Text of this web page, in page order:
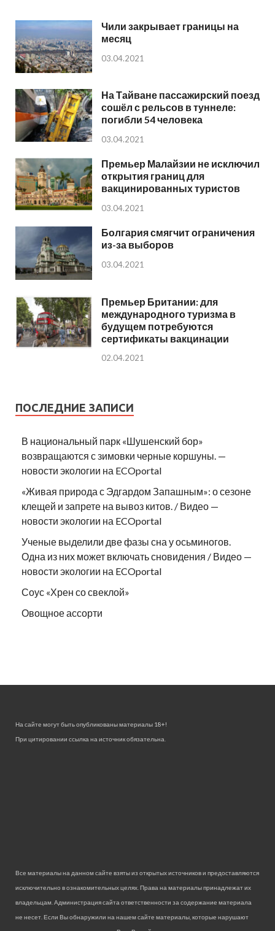
Чили закрывает границы на
месяц
03.04.2021
На Тайване пассажирский поезд
сошёл с рельсов в туннеле:
погибли 54 человека
03.04.2021
Премьер Малайзии не исключил
открытия границ для
вакцинированных туристов
03.04.2021
Болгария смягчит ограничения
из-за выборов
03.04.2021
Премьер Британии: для
международного туризма в
будущем потребуются
сертификаты вакцинации
02.04.2021
ПОСЛЕДНИЕ ЗАПИСИ
В национальный парк «Шушенский бор»
возвращаются с зимовки черные коршуны. —
новости экологии на ECOportal
«Живая природа с Эдгардом Запашным»: о сезоне
клещей и запрете на вывоз китов. / Видео —
новости экологии на ECOportal
Ученые выделили две фазы сна у осьминогов.
Одна из них может включать сновидения / Видео —
новости экологии на ECOportal
Соус «Хрен со свеклой»
Овощное ассорти
На сайте могут быть опубликованы материалы 18+!
При цитировании ссылка на источник обязательна.
Все материалы на данном сайте взяты из открытых источников и предоставляются
исключительно в ознакомительных целях. Права на материалы принадлежат их
владельцам. Администрация сайта ответственности за содержание материала
не несет. Если Вы обнаружили на нашем сайте материалы, которые нарушают